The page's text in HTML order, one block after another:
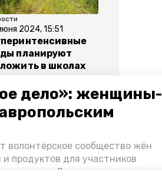
дело»: женщины-
волонтёрское сообщество жён
продуктов для участников
Девушки рассказали
2024, 15:51
планируют
в школах
мэр ульянченко